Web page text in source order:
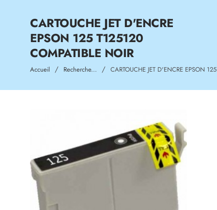
CARTOUCHE JET D'ENCRE
EPSON 125 T125120
COMPATIBLE NOIR
Accueil homeRecherche... CARTOUCHE JET D'ENCRE EPSON